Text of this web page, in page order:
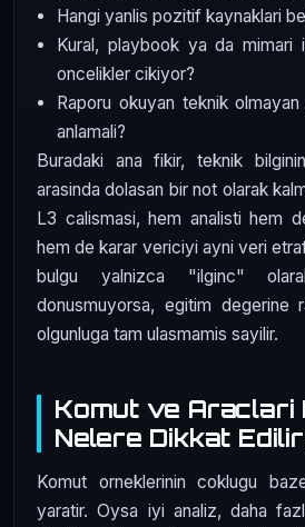
Hangi yanlis pozitif kaynaklari
Kural, playbook ya da mimari
oncelikler cikiyor?
Raporu okuyan teknik
anlamali?
Buradaki ana fikir, teknik
arasinda dolasan bir not olarak
L3 calismasi, hem analisti hem
hem de karar vericiyi ayni veri
bulgu yalnizca "ilginc"
donusmuyorsa, egitim degerine
olgunluga tam ulasmamis sayilir.
Komut ve Araclari
Nelere Dikkat
Komut orneklerinin coklugu
yaratir. Oysa iyi analiz, daha